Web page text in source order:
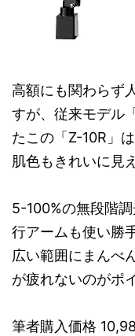
高額にも関わらず
すが、従来モデル
たこの「Z-10R」
肌色もきれいに見
5-100%の無段階
行アームも使い勝
広い範囲にまんべ
が疲れないのがポ
筆者購入価格